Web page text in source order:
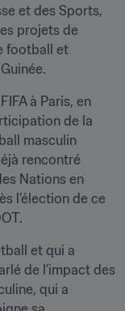
et des Sports,
projets de
football et
à Paris, en
de la
masculin
rencontré
Nations en
l’élection de ce
et qui a
de l’impact des
qui a